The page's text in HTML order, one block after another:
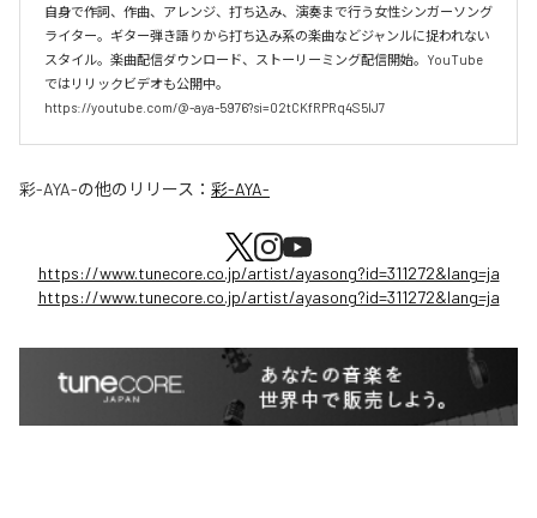
自身で作詞、作曲、アレンジ、打ち込み、演奏まで行う女性シンガーソング
ライター。ギター弾き語りから打ち込み系の楽曲などジャンルに捉われない
スタイル。楽曲配信ダウンロード、ストーリーミング配信開始。YouTube
ではリリックビデオも公開中。
https://youtube.com/@-aya-5976?si=02tCKfRPRq4S5lJ7
彩-AYA-の他のリリース： 彩-AYA-
https://www.tunecore.co.jp/artist/ayasong?id=311272&lang=ja
https://www.tunecore.co.jp/artist/ayasong?id=311272&lang=ja